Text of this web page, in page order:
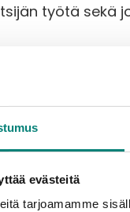
evästeitä
tarjoamamme
työtä sekä